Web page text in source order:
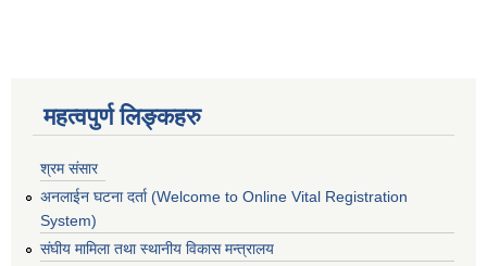
महत्वपुर्ण लिङ्कहरु
श्रम संसार
अनलाईन घटना दर्ता (Welcome to Online Vital Registration
System)
संघीय मामिला तथा स्थानीय विकास मन्त्रालय